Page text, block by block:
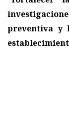
preventiva y